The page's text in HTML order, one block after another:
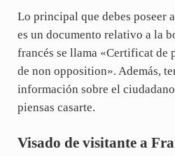
Lo principal que debes poseer
es un documento relativo a la
francés se llama «Certificat de
de non opposition». Además,
información sobre el
piensas casarte.
Visado de visitante a